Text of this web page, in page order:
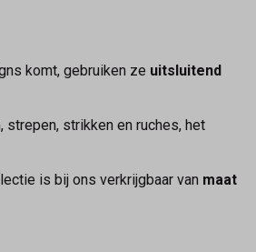
komt, gebruiken ze uitsluitend
strepen, strikken en ruches, het
is bij ons verkrijgbaar van maat